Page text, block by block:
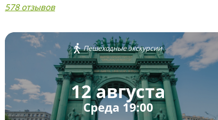
578 отзывов
Пешеходные экскурсии
12 августа
Среда 19:00